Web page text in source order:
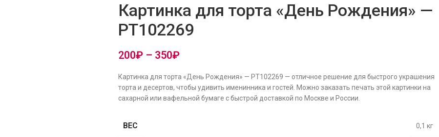
Картинка для торта «День Рождения» —
PT102269
200₽ – 350₽
Картинка для торта «День Рождения» — PT102269 — отличное решение для быстрого украшения
торта и десертов, чтобы удивить именинника и гостей. Можно заказать печать этой картинки на
сахарной или вафельной бумаге с быстрой доставкой по Москве и России.
ВЕС 0,1 кг